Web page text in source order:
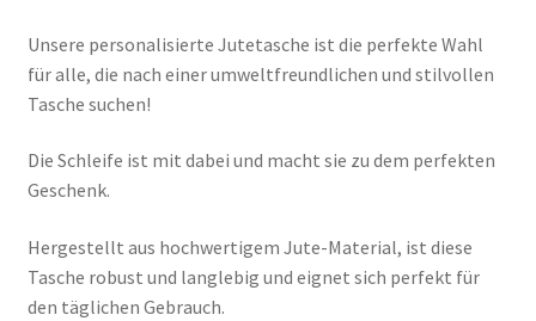
Unsere personalisierte Jutetasche ist die perfekte Wahl
für alle, die nach einer umweltfreundlichen und stilvollen
Tasche suchen!
Die Schleife ist mit dabei und macht sie zu dem perfekten
Geschenk.
Hergestellt aus hochwertigem Jute-Material, ist diese
Tasche robust und langlebig und eignet sich perfekt für
den täglichen Gebrauch.